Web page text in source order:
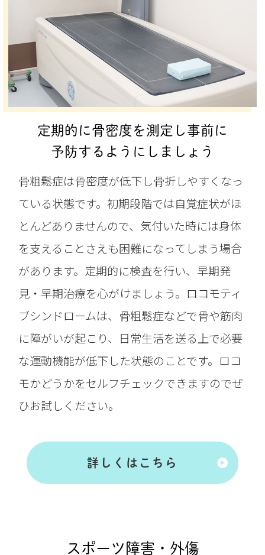
定期的に骨密度を測定し事前に
予防するようにしましょう
骨粗鬆症は骨密度が低下し骨折しやすくなっ
ている状態です。初期段階では自覚症状がほ
とんどありませんので、気付いた時には身体
を支えることさえも困難になってしまう場合
があります。定期的に検査を行い、早期発
見・早期治療を心がけましょう。ロコモティ
ブシンドロームは、骨粗鬆症などで骨や筋肉
に障がいが起こり、日常生活を送る上で必要
な運動機能が低下した状態のことです。ロコ
モかどうかをセルフチェックできますのでぜ
ひお試しください。
詳しくはこちら
スポーツ障害・外傷